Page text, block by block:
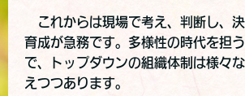
これからは現場で考え、判断し、
育成が急務です。多様性の時代を担
で、トップダウンの組織体制は様々
えつつあります。